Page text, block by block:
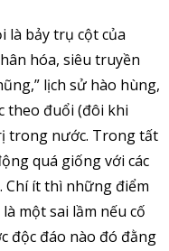
là bảy trụ cột của
hóa, siêu truyền
lịch sử hào hùng,
theo đuổi (đôi khi
trong nước. Trong tất
quá giống với các
Chí ít thì những điểm
một sai lầm nếu cố
độc đáo nào đó đằng